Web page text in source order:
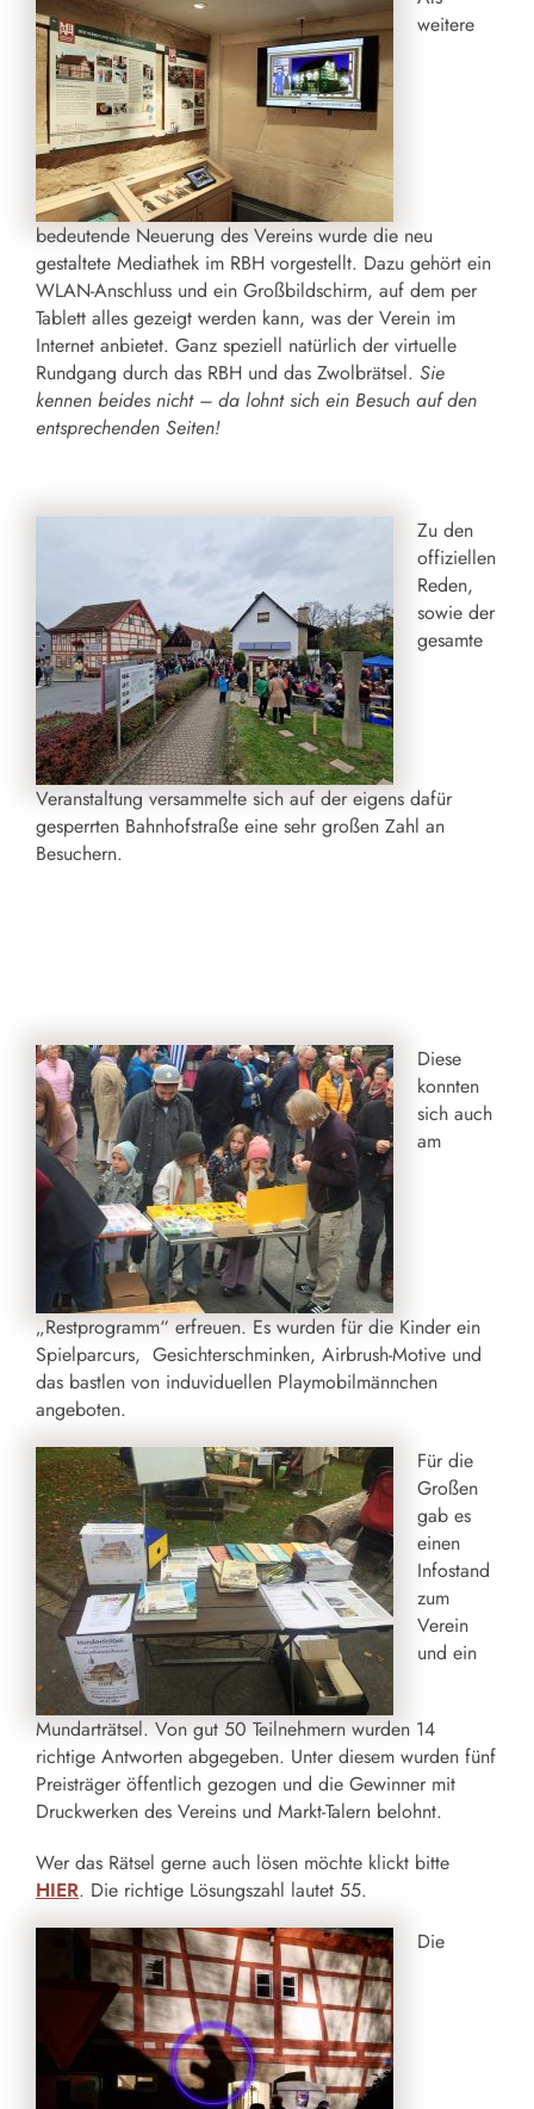
weitere
bedeutende Neuerung des Vereins wurde die neu
gestaltete Mediathek im RBH vorgestellt. Dazu gehört ein
WLAN-Anschluss und ein Großbildschirm, auf dem per
Tablett alles gezeigt werden kann, was der Verein im
Internet anbietet. Ganz speziell natürlich der virtuelle
Rundgang durch das RBH und das Zwolbrätsel. Sie
kennen beides nicht – da lohnt sich ein Besuch auf den
entsprechenden Seiten!
Zu den
offiziellen
Reden,
sowie der
gesamte
Veranstaltung versammelte sich auf der eigens dafür
gesperrten Bahnhofstraße eine sehr großen Zahl an
Besuchern.
Diese
konnten
sich auch
am
„Restprogramm“ erfreuen. Es wurden für die Kinder ein
Spielparcurs, Gesichterschminken, Airbrush-Motive und
das bastlen von induviduellen Playmobilmännchen
angeboten.
Für die
Großen
gab es
einen
Infostand
zum
Verein
und ein
Mundarträtsel. Von gut 50 Teilnehmern wurden 14
richtige Antworten abgegeben. Unter diesem wurden fünf
Preisträger öffentlich gezogen und die Gewinner mit
Druckwerken des Vereins und Markt-Talern belohnt.
Wer das Rätsel gerne auch lösen möchte klickt bitte
HIER. Die richtige Lösungszahl lautet 55.
Die